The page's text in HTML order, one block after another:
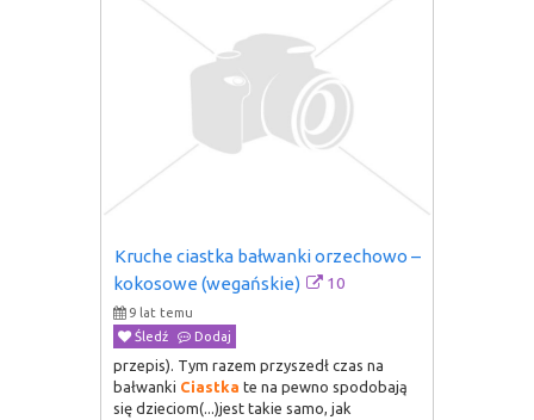
Kruche ciastka bałwanki orzechowo –
kokosowe (wegańskie)
10
9 lat temu
Śledź
Dodaj
przepis). Tym razem przyszedł czas na
bałwanki Ciastka te na pewno spodobają
się dzieciom(...)jest takie samo, jak